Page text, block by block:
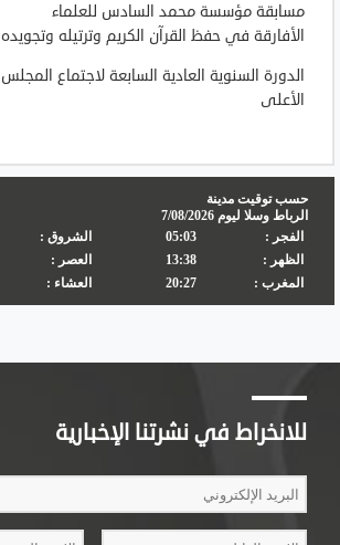
مسابقة مؤسسة محمد السادس للعلماء
الأفارقة في حفظ القرآن الكريم وترتيله وتجويده
الدورة السنوية العادية السابعة لاجتماع المجلس
الأعلى
للانخراط في نشرتنا الإخبارية